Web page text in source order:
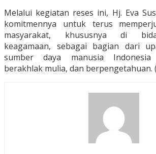
Melalui kegiatan reses ini, Hj. Eva
komitmennya untuk terus
masyarakat, khususnya di
keagamaan, sebagai bagian dari
sumber daya manusia
berakhlak mulia, dan berpengetahuan.